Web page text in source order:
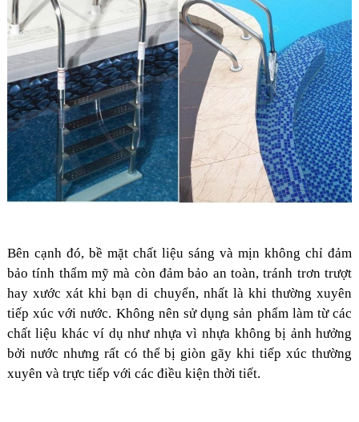
Bên cạnh đó, bề mặt chất liệu sáng và mịn không chỉ đảm
bảo tính thẩm mỹ mà còn đảm bảo an toàn, tránh trơn trượt
hay xước xát khi bạn di chuyển, nhất là khi thường xuyên
tiếp xúc với nước. Không nên sử dụng sản phẩm làm từ các
chất liệu khác ví dụ như nhựa vì nhựa không bị ảnh hưởng
bởi nước nhưng rất có thể bị giòn gãy khi tiếp xúc thường
xuyên và trực tiếp với các điều kiện thời tiết.